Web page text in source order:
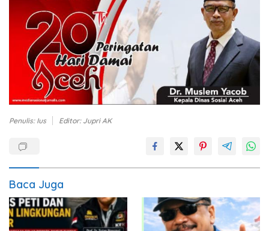
Penulis: Ius Editor: Jupri AK
Baca Juga